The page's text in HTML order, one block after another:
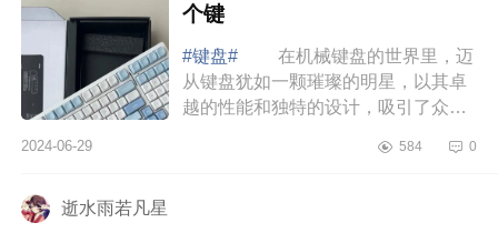
个键
#键盘#
在机械键盘的世界里，迈
从键盘犹如一颗璀璨的明星，以其卓
越的性能和独特的设计，吸引了众多
介绍下迈从键盘怎么样？迈从g98多
2024-06-29 584 0
逝水雨若凡星